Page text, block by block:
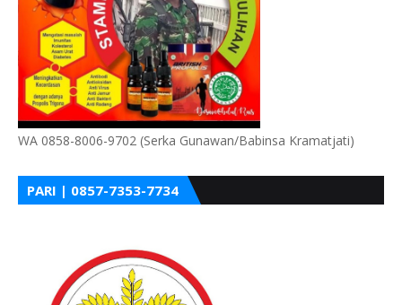
WA 0858-8006-9702 (Serka Gunawan/Babinsa Kramatjati)
PARI | 0857-7353-7734